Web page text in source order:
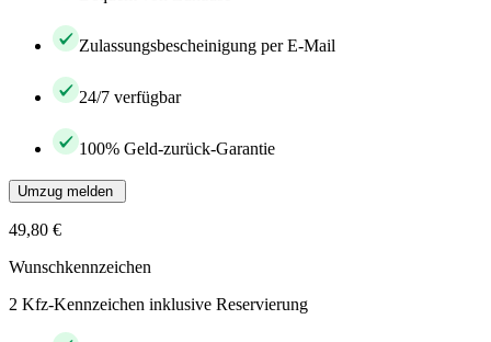
Zulassungsbescheinigung per E-Mail
24/7 verfügbar
100% Geld-zurück-Garantie
Umzug melden
49,80 €
Wunschkennzeichen
2 Kfz-Kennzeichen inklusive Reservierung